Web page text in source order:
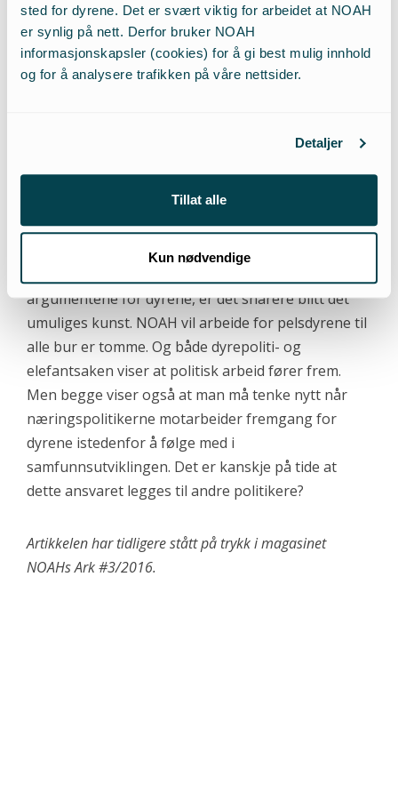
sted for dyrene. Det er svært viktig for arbeidet at NOAH
er synlig på nett. Derfor bruker NOAH
informasjonskapsler (cookies) for å gi best mulig innhold
og for å analysere trafikken på våre nettsider.
Detaljer
Tillat alle
Kun nødvendige
politiske arbeidet som hadde utspilt seg i
mellomtiden innebar at NOAH hadde mange møter
med FrPs justispolitikere. Da NOAH fikk
gjennomslag hos disse for at et dyrepoliti måtte
landsdekkende dyrepoliti – men endringen som har
skjedd har hevet dyrs status. Politikk er det muliges
kunst. Men i arbeidet for dyrs rettigheter i et land
hvor dette styres av næringspolitikere som lar den
argumentene for dyrene, er det snarere blitt det
umuliges kunst. NOAH vil arbeide for pelsdyrene til
alle bur er tomme. Og både dyrepoliti- og
elefantsaken viser at politisk arbeid fører frem.
Men begge viser også at man må tenke nytt når
næringspolitikerne motarbeider fremgang for
dyrene istedenfor å følge med i
samfunnsutviklingen. Det er kanskje på tide at
dette ansvaret legges til andre politikere?
Artikkelen har tidligere stått på trykk i magasinet
NOAHs Ark #3/2016.